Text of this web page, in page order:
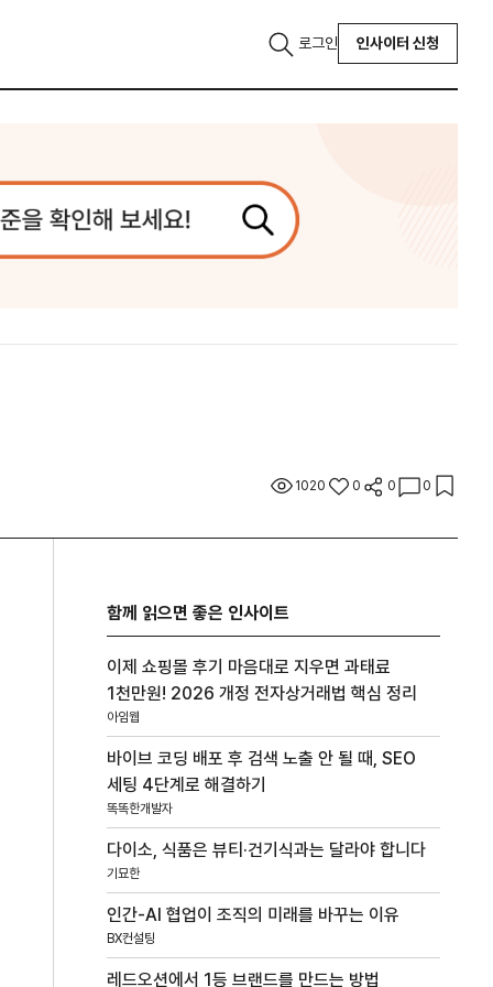
로그인 인사이터 신청
1020 0 0 0
함께 읽으면 좋은 인사이트
이제 쇼핑몰 후기 마음대로 지우면 과태료
1천만원! 2026 개정 전자상거래법 핵심 정리
아임웹
바이브 코딩 배포 후 검색 노출 안 될 때, SEO
세팅 4단계로 해결하기
똑똑한개발자
다이소, 식품은 뷰티·건기식과는 달라야 합니다
기묘한
인간-AI 협업이 조직의 미래를 바꾸는 이유
BX컨설팅
레드오션에서 1등 브랜드를 만드는 방법